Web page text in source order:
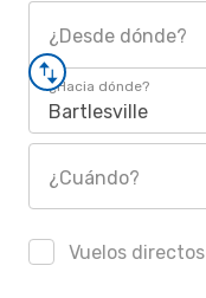
¿Desde dónde?
¿Hacia dónde?
Bartlesville
¿Cuándo?
Vuelos directos